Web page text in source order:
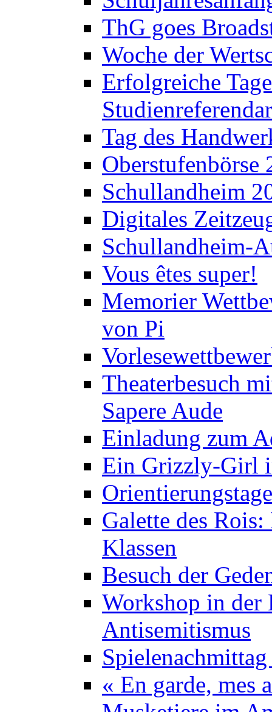
ThG goes
Woche der
Erfolgreiche
Tag des
Oberstufenbörse
Schullandheim
Digitales
Schullandheim-
Vous êtes super!
Memorier
von Pi
Theaterbesuch
Sapere Aude
Einladung zum
Ein Grizzly-Girl
Galette des
Klassen
Besuch der
Workshop in der
Antisemitismus
« En garde, mes